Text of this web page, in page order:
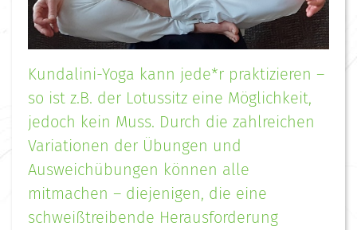
Kundalini-Yoga kann jede*r praktizieren –
so ist z.B. der Lotussitz eine Möglichkeit,
jedoch kein Muss. Durch die zahlreichen
Variationen der Übungen und
Ausweichübungen können alle
mitmachen – diejenigen, die eine
schweißtreibende Herausforderung